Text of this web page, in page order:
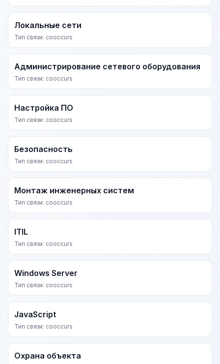
Локальные сети
Тип связи: cooccurs
Администрирование сетевого оборудования
Тип связи: cooccurs
Настройка ПО
Тип связи: cooccurs
Безопасность
Тип связи: cooccurs
Монтаж инженерных систем
Тип связи: cooccurs
ITIL
Тип связи: cooccurs
Windows Server
Тип связи: cooccurs
JavaScript
Тип связи: cooccurs
Охрана объекта